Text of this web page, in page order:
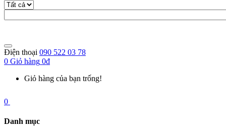
Điện thoại 090 522 03 78
0 Giỏ hàng 0đ
Giỏ hàng của bạn trống!
0
Danh mục